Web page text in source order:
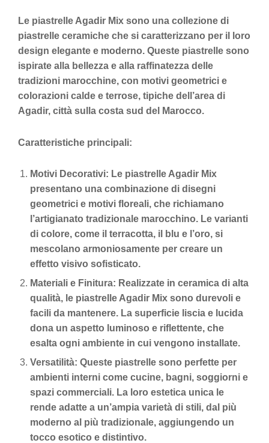
Le piastrelle Agadir Mix sono una collezione di
piastrelle ceramiche che si caratterizzano per il loro
design elegante e moderno. Queste piastrelle sono
ispirate alla bellezza e alla raffinatezza delle
tradizioni marocchine, con motivi geometrici e
colorazioni calde e terrose, tipiche dell’area di
Agadir, città sulla costa sud del Marocco.
Caratteristiche principali:
Motivi Decorativi: Le piastrelle Agadir Mix
presentano una combinazione di disegni
geometrici e motivi floreali, che richiamano
l’artigianato tradizionale marocchino. Le varianti
di colore, come il terracotta, il blu e l’oro, si
mescolano armoniosamente per creare un
effetto visivo sofisticato.
Materiali e Finitura: Realizzate in ceramica di alta
qualità, le piastrelle Agadir Mix sono durevoli e
facili da mantenere. La superficie liscia e lucida
dona un aspetto luminoso e riflettente, che
esalta ogni ambiente in cui vengono installate.
Versatilità: Queste piastrelle sono perfette per
ambienti interni come cucine, bagni, soggiorni e
spazi commerciali. La loro estetica unica le
rende adatte a un’ampia varietà di stili, dal più
moderno al più tradizionale, aggiungendo un
tocco esotico e distintivo.